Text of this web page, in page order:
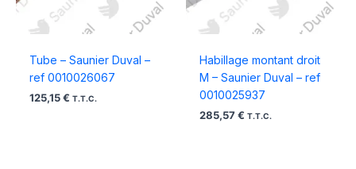
Tube – Saunier Duval –
ref 0010026067
125,15 € T.T.C.
Habillage montant droit
M – Saunier Duval – ref
0010025937
285,57 € T.T.C.